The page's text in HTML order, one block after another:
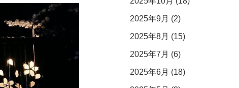
2025年9月 (2)
2025年8月 (15)
2025年7月 (6)
2025年6月 (18)